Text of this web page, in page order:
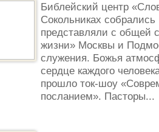
Библейский центр
Сокольниках
представляли с общей
жизни» Москвы и
служения. Божья
сердце каждого
прошло ток-шоу
посланием». Пасторы...